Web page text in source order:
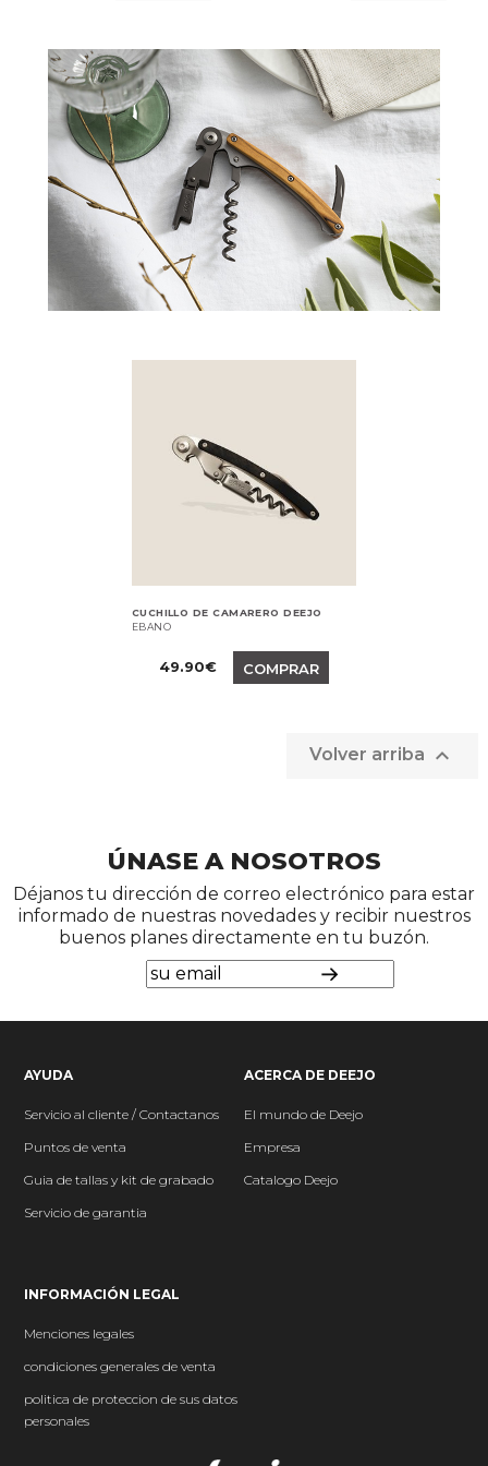
CUCHILLO DE CAMARERO DEEJO
EBANO
Precio
49.90€ COMPRAR
Volver arriba 
ÚNASE A NOSOTROS
Déjanos tu dirección de correo electrónico para estar
informado de nuestras novedades y recibir nuestros
buenos planes directamente en tu buzón.
AYUDA
Servicio al cliente / Contactanos
Puntos de venta
Guia de tallas y kit de grabado
Servicio de garantia
ACERCA DE DEEJO
El mundo de Deejo
Empresa
Catalogo Deejo
INFORMACIÓN LEGAL
Menciones legales
condiciones generales de venta
politica de proteccion de sus datos
personales